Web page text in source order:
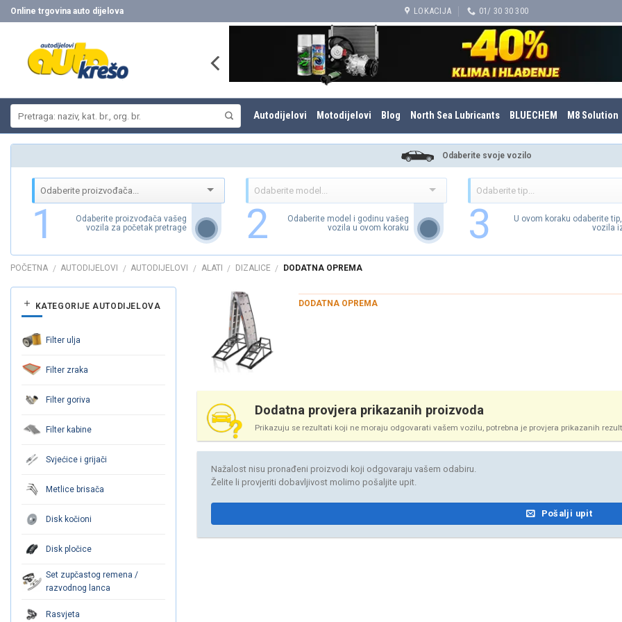
Skip
to
Online trgovina auto dijelova LOKACIJA 01/ 30 30 300
Autodijelovi Motodijelovi Blog North Sea Lubricants BLUECHEM M8 Solution
Odaberite svoje vozilo
1
Odaberite proizvođača vašeg
vozila za početak pretrage
2
Odaberite model i godinu vašeg
vozila u ovom koraku
3
U ovom koraku odaberite
vozila
POČETNA / AUTODIJELOVI / AUTODIJELOVI / ALATI / DIZALICE / DODATNA OPREMA
KATEGORIJE AUTODIJELOVA
Filter ulja
Filter zraka
Filter goriva
Filter kabine
Svjećice i grijači
Metlice brisača
Disk kočioni
Disk pločice
Set zupčastog remena /
razvodnog lanca
Rasvjeta
DODATNA OPREMA
Dodatna provjera prikazanih proizvoda
Prikazuju se rezultati koji ne moraju odgovarati vašem vozilu, potrebna je provjera prikazanih
Nažalost nisu pronađeni proizvodi koji odgovaraju vašem odabiru.
Želite li provjeriti dobavljivost molimo pošaljite upit.
Pošalji upit